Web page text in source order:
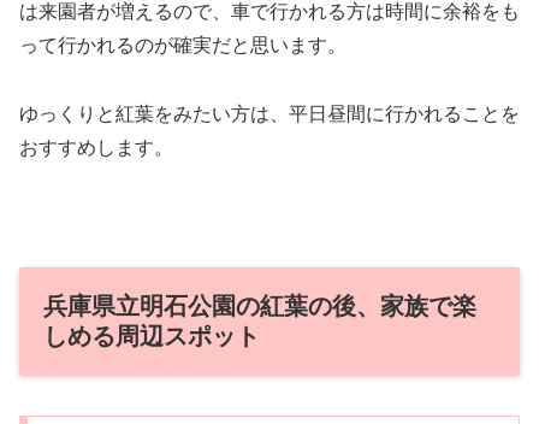
は来園者が増えるので、車で行かれる方は時間に余裕をも
って行かれるのが確実だと思います。
ゆっくりと紅葉をみたい方は、平日昼間に行かれることを
おすすめします。
兵庫県立明石公園の紅葉の後、家族で楽
しめる周辺スポット